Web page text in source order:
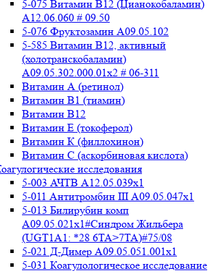
5-075 Витамин В12 (Цианокобаламин)
A12.06.060 # 09.50
5-076 Фруктозамин A09.05.102
5-585 Витамин B12, активный
(холотранскобаламин)
A09.05.302.000.01x2 # 06-311
Витамин А (ретинол)
Витамин В1 (тиамин)
Витамин В12
Витамин Е (токоферол)
Витамин К (филлохинон)
Витамин С (аскорбиновая кислота)
исследования
5-003 АЧТВ А12.05.039x1
5-011 Антитромбин III А09.05.047x1
5-013 Билирубин комп
A09.05.021x1#Синдром Жильбера
(UGT1A1: *28 6TA>7TA)#75/08
5-021 Д-Димер А09.05.051.001x1
5-031 Коагулологическое исследование